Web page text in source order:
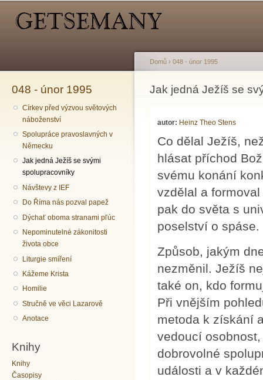
048 - únor 1995
Církev před výzvou světových
náboženství
Spolupráce pravoslavných v
Německu
Jak jedná Ježíš se svými
spolupracovníky
Návštevy z IEF
Do Říma nás pozval papež
Dýchať oboma stranami pľúc
Nepominutelné zákonitosti
života obce
Liturgie smíření
Kážeme Krista
Homilie
Stručně ve věci Lazarově
Anotace
Knihy
Knihy
Časopisy
Jste zde
Domů › 048 - únor 1995
Jak jedná Ježíš se
autor: Heinz Theo Stens
Co dělal Ježíš,
hlásat příchod
svému konání
vzdělal a
pak do světa s
poselství o spáse.
Způsob, jakým
nezměnil. Ježíš
také on, kdo
Při vnějším
metoda k získání
vedoucí
dobrovolné
události a v